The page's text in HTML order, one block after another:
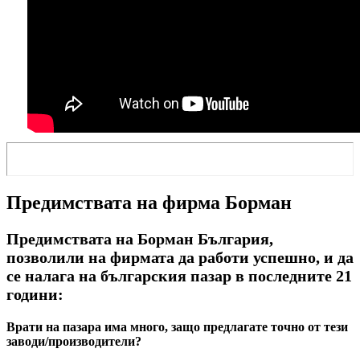
Предимствата на фирма Борман
Предимствата на Борман България,
позволили на фирмата да работи успешно, и да
се налага на българския пазар в последните 21
години:
Врати на пазара има много, защо предлагате точно от тези
заводи/производители?